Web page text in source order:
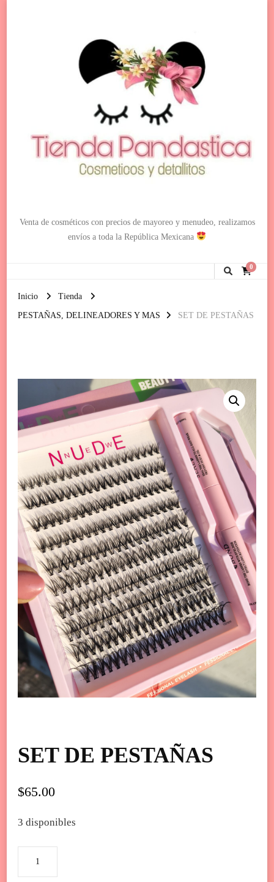
Venta de cosméticos con precios de mayoreo y menudeo, realizamos
envíos a toda la República Mexicana
0
Inicio Tienda
PESTAÑAS, DELINEADORES Y MAS SET DE PESTAÑAS
SET DE PESTAÑAS
$65.00
3 disponibles
DE